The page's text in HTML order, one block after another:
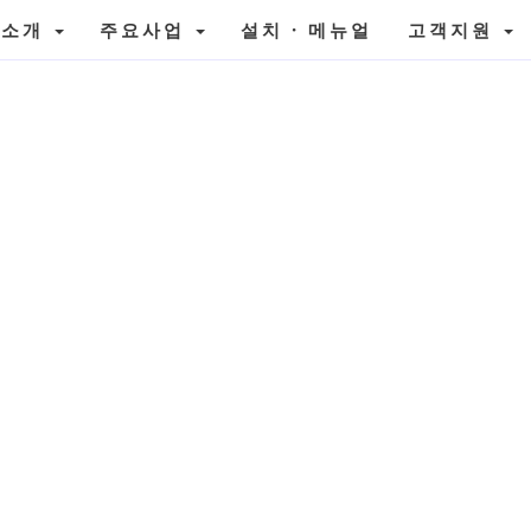
개 주요사업 설치 · 메뉴얼 고객지원